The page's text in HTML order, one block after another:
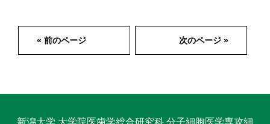
« 前のページ 次のページ »